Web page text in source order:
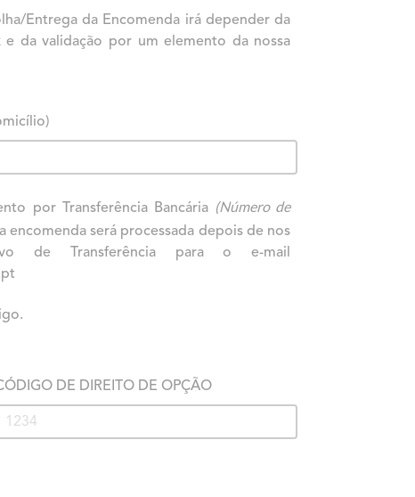
Entrega da Encomenda irá depender da
da validação por um elemento da nossa
por Transferência Bancária (Número de
encomenda será processada depois de nos
de Transferência para o e-mail
DE DIREITO DE OPÇÃO